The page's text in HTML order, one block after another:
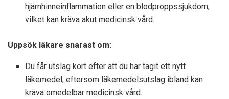
hjärnhinneinflammation eller en blodproppssjukdom,
vilket kan kräva akut medicinsk vård.
Uppsök läkare snarast om:
Du får utslag kort efter att du har tagit ett nytt
läkemedel, eftersom läkemedelsutslag ibland kan
kräva omedelbar medicinsk vård.